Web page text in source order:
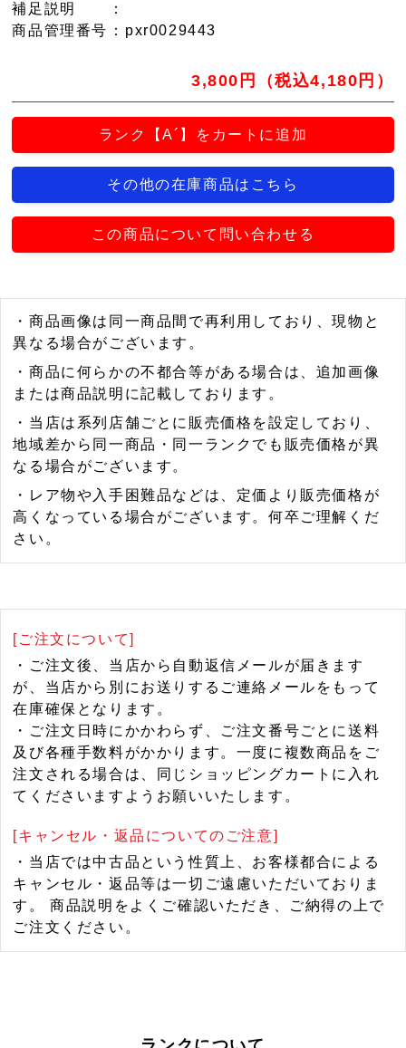
補足説明
：
商品管理番号 ：pxr0029443
3,800円（税込4,180円）
ランク【A´】をカートに追加
その他の在庫商品はこちら
この商品について問い合わせる
・商品画像は同一商品間で再利用しており、現物と
異なる場合がございます。
・商品に何らかの不都合等がある場合は、追加画像
または商品説明に記載しております。
・当店は系列店舗ごとに販売価格を設定しており、
地域差から同一商品・同一ランクでも販売価格が異
なる場合がございます。
・レア物や入手困難品などは、定価より販売価格が
高くなっている場合がございます。何卒ご理解くだ
さい。
[ご注文について]
・ご注文後、当店から自動返信メールが届きます
が、当店から別にお送りするご連絡メールをもって
在庫確保となります。
・ご注文日時にかかわらず、ご注文番号ごとに送料
及び各種手数料がかかります。一度に複数商品をご
注文される場合は、同じショッピングカートに入れ
てくださいますようお願いいたします。
[キャンセル・返品についてのご注意]
・当店では中古品という性質上、お客様都合による
キャンセル・返品等は一切ご遠慮いただいておりま
す。 商品説明をよくご確認いただき、ご納得の上で
ご注文ください。